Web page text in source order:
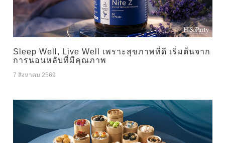
Sleep Well, Live Well เพราะสุขภาพที่ดี เริ่มต้นจาก
การนอนหลับที่มีคุณภาพ
7 สิงหาคม 2569